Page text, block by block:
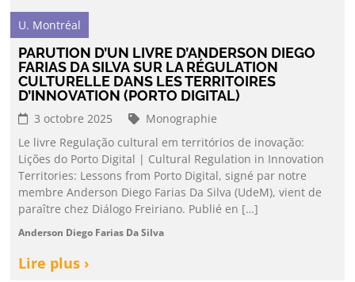
U. Montréal
PARUTION D’UN LIVRE D’ANDERSON DIEGO
FARIAS DA SILVA SUR LA RÉGULATION
CULTURELLE DANS LES TERRITOIRES
D’INNOVATION (PORTO DIGITAL)
3 octobre 2025
Monographie
Le livre Regulação cultural em territórios de inovação:
Lições do Porto Digital | Cultural Regulation in Innovation
Territories: Lessons from Porto Digital, signé par notre
membre Anderson Diego Farias Da Silva (UdeM), vient de
paraître chez Diálogo Freiriano. Publié en […]
Anderson Diego Farias Da Silva
Lire plus ›